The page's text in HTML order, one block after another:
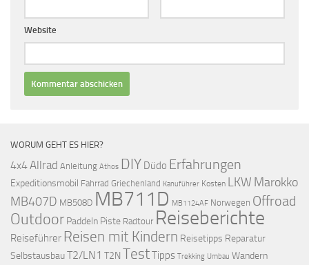
Website
WORUM GEHT ES HIER?
4x4Allrad Anleitung Athos DIY Düdo Erfahrungen
Expeditionsmobil Fahrrad Griechenland Kanuführer Kosten LKW Marokko
MB407D MB508D MB711D MB1124AF Norwegen Offroad
Outdoor Paddeln Piste Radtour Reiseberichte
Reiseführer Reisen mit Kindern Reisetipps Reparatur
SelbstausbauT2/LN1 T2N TestTipps Trekking Umbau Wandern